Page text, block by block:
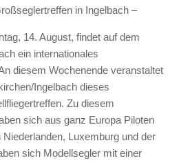
in Ingelbach –
14. August, findet auf dem
ein internationales
diesem Wochenende veranstaltet
Ingelbach dieses
Zu diesem
sich aus ganz Europa Piloten
Luxemburg und der
sich Modellsegler mit einer